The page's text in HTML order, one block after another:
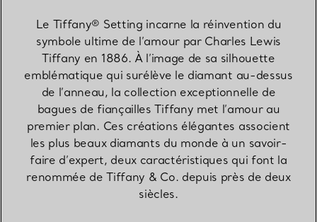
Le Tiffany® Setting incarne la réinvention du
symbole ultime de l’amour par Charles Lewis
Tiffany en 1886. À l’image de sa silhouette
emblématique qui surélève le diamant au-dessus
de l’anneau, la collection exceptionnelle de
bagues de fiançailles Tiffany met l’amour au
premier plan. Ces créations élégantes associent
les plus beaux diamants du monde à un savoir-
faire d’expert, deux caractéristiques qui font la
renommée de Tiffany & Co. depuis près de deux
siècles.